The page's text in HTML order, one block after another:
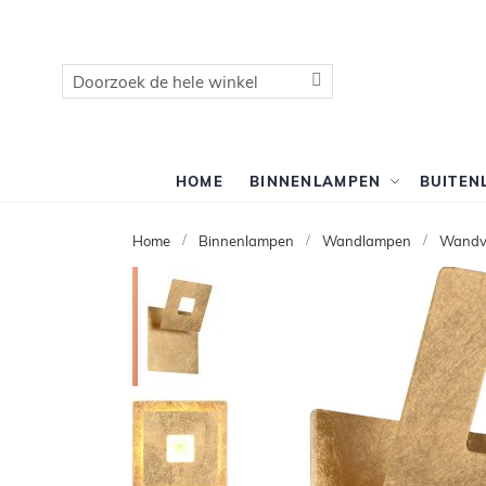
Zoek
HOME BINNENLAMPEN
Home Binnenlampen Wandlampen
naar
het
van
de
afbeeldingen-
gallerij